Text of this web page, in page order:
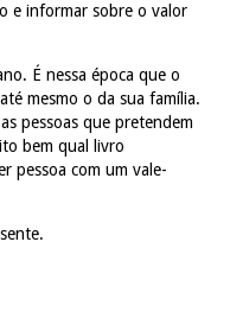
e informar sobre o valor
É nessa época que o
mesmo o da sua família.
pessoas que pretendem
bem qual livro
pessoa com um vale-